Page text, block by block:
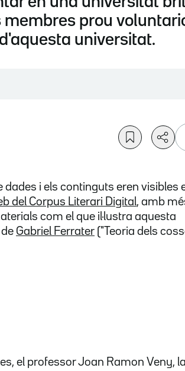
prou
universitat.
i els continguts eren visibles
del Corpus Literari Digital, amb
com el que il·lustra aquesta
Gabriel Ferrater ("Teoria dels
el professor Joan Ramon Veny, la